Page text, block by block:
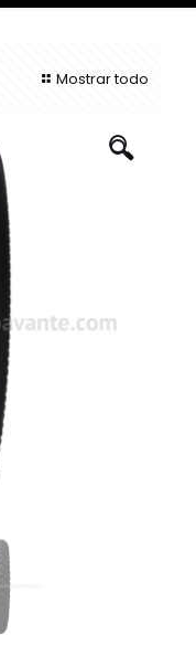
Mostrar todo
🔍